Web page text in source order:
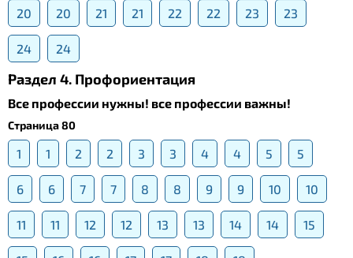
20 20 21 21 22 22 23 23
24 24
Раздел 4. Профориентация
Все профессии нужны! все профессии важны!
Страница 80
1 1 2 2 3 3 4 4 5 5
6 6 7 7 8 8 9 9 10 10
11 11 12 12 13 13 14 14 15